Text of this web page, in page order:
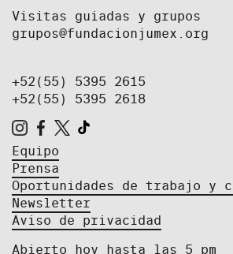
Visitas guiadas y grupos
grupos@fundacionjumex.org
+52(55) 5395 2615
+52(55) 5395 2618
Equipo
Prensa
Oportunidades de trabajo y
Newsletter
Aviso de privacidad
Abierto hoy hasta las 5 pm